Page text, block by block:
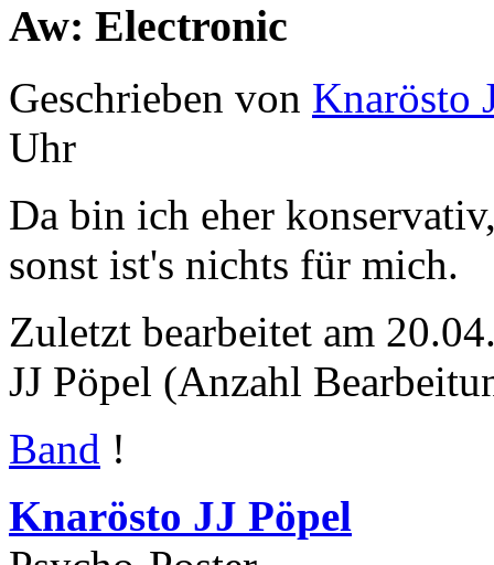
Aw: Electronic
Geschrieben von Knarösto
Uhr
Da bin ich eher
sonst ist's nichts für mich.
Zuletzt bearbeitet am
JJ Pöpel (Anzahl
Band !
Knarösto JJ Pöpel